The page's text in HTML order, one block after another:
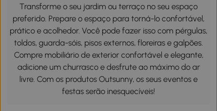
Transforme o seu jardim ou terraço no seu espaço
preferido. Prepare o espaço para torná-lo confortável,
prático e acolhedor. Você pode fazer isso com pérgulas,
toldos, guarda-sóis, pisos externos, floreiras e galpões.
Compre mobiliário de exterior confortável e elegante,
adicione um churrasco e desfrute ao máximo do ar
livre. Com os produtos Outsunny, os seus eventos e
festas serão inesquecíveis!